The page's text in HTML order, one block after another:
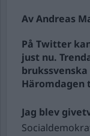
Av Andreas
På Twitter
just nu.
Häromdagen
Jag blev